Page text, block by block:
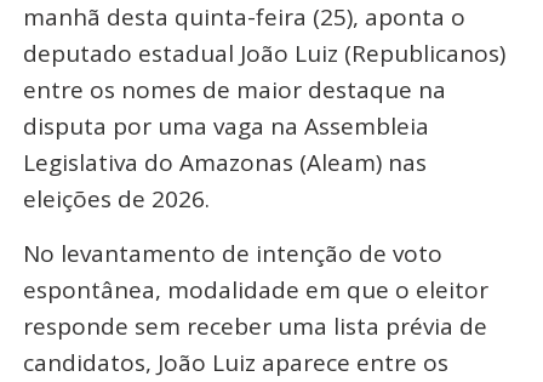
manhã desta quinta-feira (25), aponta o
deputado estadual João Luiz (Republicanos)
entre os nomes de maior destaque na
disputa por uma vaga na Assembleia
Legislativa do Amazonas (Aleam) nas
eleições de 2026.
No levantamento de intenção de voto
espontânea, modalidade em que o eleitor
responde sem receber uma lista prévia de
candidatos, João Luiz aparece entre os